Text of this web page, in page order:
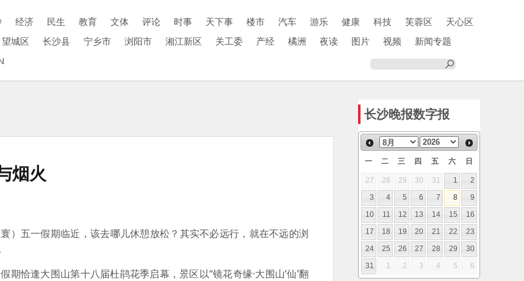
经济 民生 教育 文体 评论 时事 天下事 楼市 汽车 游乐 健康 科技 芙蓉区
天心区
望城区 长沙县 宁乡市 浏阳市 湘江新区 关工委 产经 橘洲 夜读 图片 视频
新闻专题
烟火
）五一假期临近，该去哪儿休憩放松？其实不必远行，就在不远的浏
恰逢大围山第十八届杜鹃花季启幕，景区以“镜花奇缘·大围山‘仙’翻
长沙晚报数字报
一 二 三 四 五 六 日
27 28 29 30 31 1
2
3
4 5 6 7 8
9
10
11 12 13 14 15
16
17
18 19 20 21 22
23
24
25 26 27 28 29
30
31
1 2 3 4 5 6